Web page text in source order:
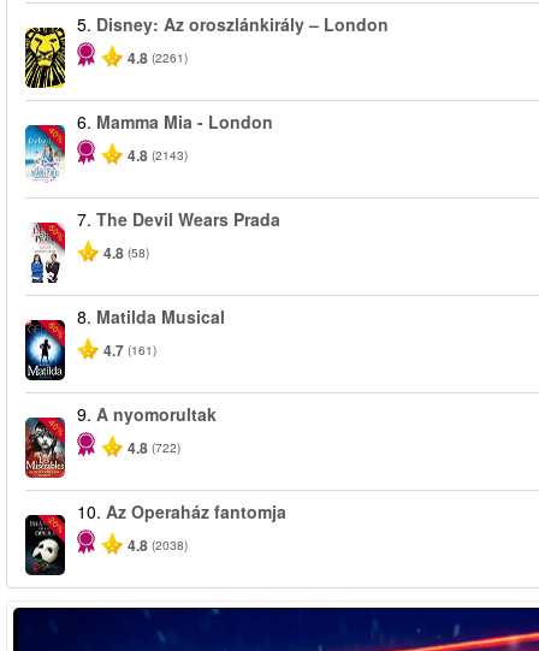
5. Disney: Az oroszlánkirály – London
4.8 (2261)
-40%
6. Mamma Mia - London
4.8 (2143)
-50%
7. The Devil Wears Prada
4.8 (58)
-50%
8. Matilda Musical
4.7 (161)
-40%
9. A nyomorultak
4.8 (722)
-20%
10. Az Operaház fantomja
4.8 (2038)